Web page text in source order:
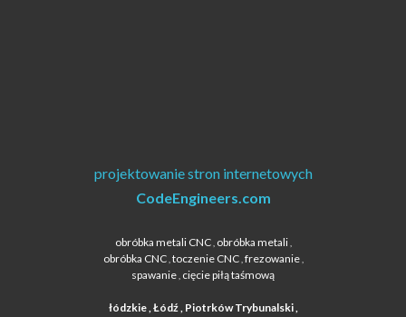
projektowanie stron internetowych
CodeEngineers.com
obróbka metali CNC, obróbka metali,
obróbka CNC, toczenie CNC, frezowanie,
spawanie cięcie piłą taśmową
łódzkie , Łódź , Piotrków Trybunalski ,